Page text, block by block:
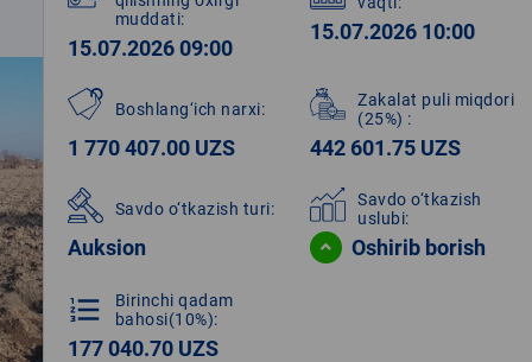
muddati:
15.07.2026 09:00
15.07.2026 10:00
Boshlang‘ich narxi:
1 770 407.00 UZS
Zakalat puli miqdori
(25%) :
442 601.75 UZS
Savdo o‘tkazish turi:
Auksion
Savdo o‘tkazish
uslubi:
Oshirib borish
format_list_numbered
Birinchi qadam
bahosi(10%):
177 040.70 UZS